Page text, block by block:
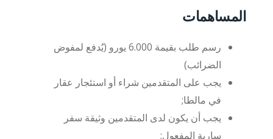
المساهمات
رسم طلب بقيمة 6.000 يورو (يُدفع لمفوض
الضرائب)
يجب على المتقدمين شراء أو استئجار عقار
في مالطا;
يجب أن يكون لدى المتقدمين وثيقة سفر
سارية المفعول;